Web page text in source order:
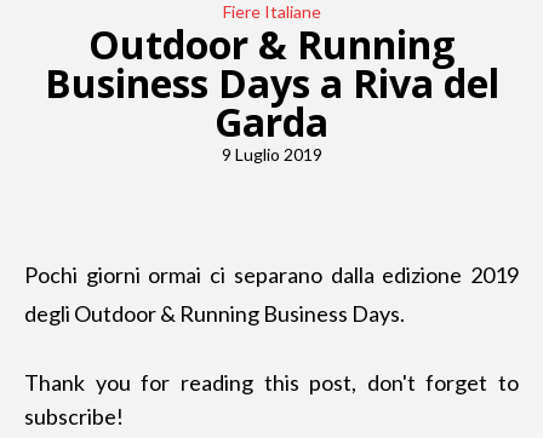
Fiere Italiane
Outdoor & Running
Business Days a Riva del
Garda
9 Luglio 2019
Pochi giorni ormai ci separano dalla edizione 2019
degli Outdoor & Running Business Days.
Thank you for reading this post, don't forget to
subscribe!